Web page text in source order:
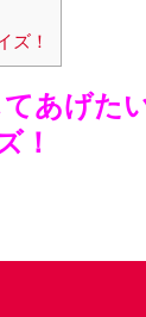
ズ！
あげた
！